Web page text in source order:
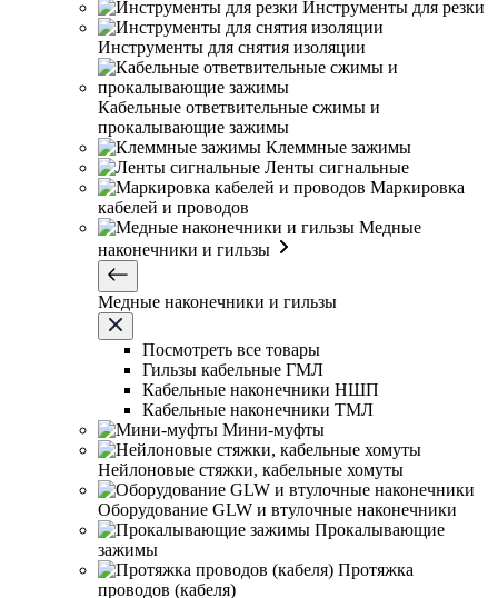
Инструменты для резки
Инструменты для снятия изоляции
Кабельные ответвительные сжимы и
прокалывающие зажимы
Клеммные зажимы
Ленты сигнальные
Маркировка
кабелей и проводов
Медные
наконечники и гильзы
Медные наконечники и гильзы
Посмотреть все товары
Гильзы кабельные ГМЛ
Кабельные наконечники НШП
Кабельные наконечники ТМЛ
Мини-муфты
Нейлоновые стяжки, кабельные хомуты
Оборудование GLW и втулочные наконечники
Прокалывающие
зажимы
Протяжка
проводов (кабеля)